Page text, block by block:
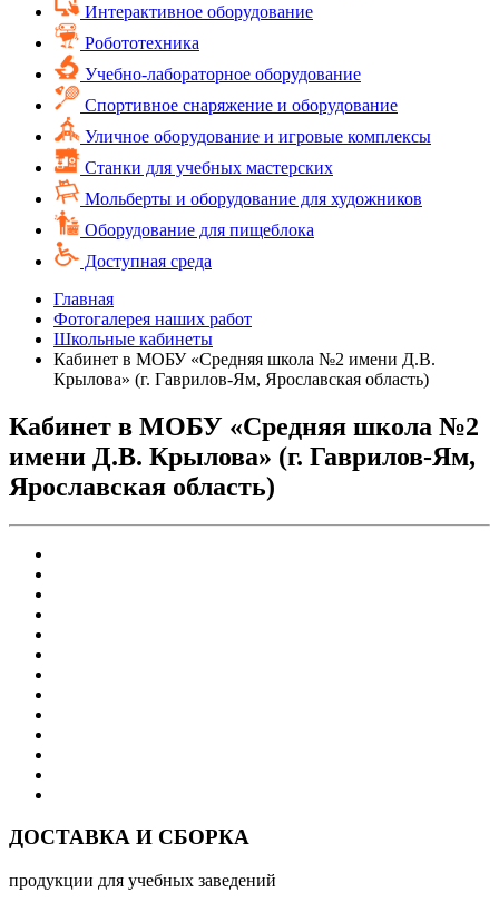
Интерактивное оборудование
Робототехника
Учебно-лабораторное оборудование
Спортивное снаряжение и оборудование
Уличное оборудование и игровые комплексы
Cтанки для учебных мастерских
Мольберты и оборудование для художников
Оборудование для пищеблока
Доступная среда
Главная
Фотогалерея наших работ
Школьные кабинеты
Кабинет в МОБУ «Средняя школа №2 имени Д.В.
Крылова» (г. Гаврилов-Ям, Ярославская область)
Кабинет в МОБУ «Средняя школа №2
имени Д.В. Крылова» (г. Гаврилов-Ям,
Ярославская область)
ДОСТАВКА И СБОРКА
продукции для учебных заведений